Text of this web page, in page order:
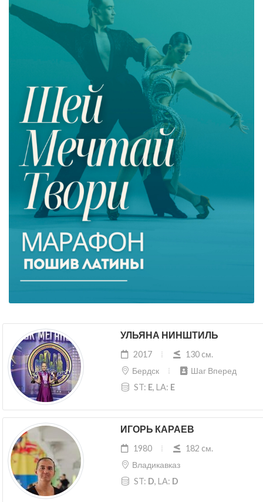
УЛЬЯНА НИНШТИЛЬ
2017
130 cм.
Бердск
Шаг Вперед
ST: E, LA: E
ИГОРЬ КАРАЕВ
1980
182 cм.
Владикавказ
ST: D, LA: D